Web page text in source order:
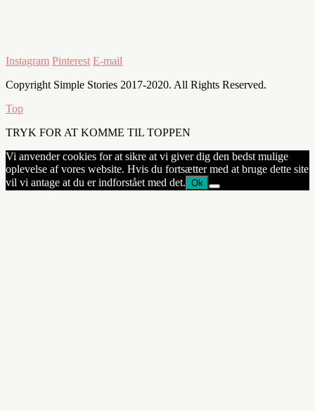
Instagram Pinterest E-mail
Copyright Simple Stories 2017-2020. All Rights Reserved.
Top
TRYK FOR AT KOMME TIL TOPPEN
Vi anvender cookies for at sikre at vi giver dig den bedst mulige
oplevelse af vores website. Hvis du fortsætter med at bruge dette site
vil vi antage at du er indforstået med det. Ok